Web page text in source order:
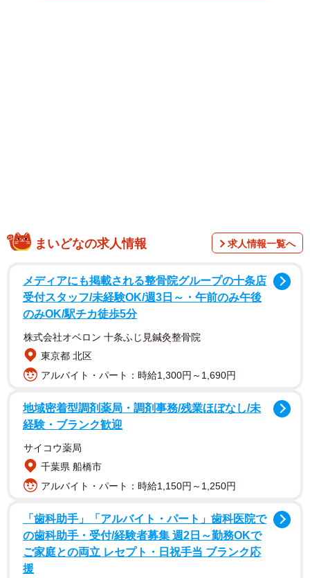
が悪くなっている時に自覚します。目を動かすときに使う
原因を探すためには、頭のMRIやCTの検査が必要です。急
激に複視が出現した場合、神経を圧迫するような大きな病
変、たとえば脳腫瘍、脳梗塞、動脈瘤、血管異常、多発性
硬化症などが原因になることがあるからです。他にも重症
筋無力症、甲状腺眼症、糖尿病、高血圧、動脈硬化などの
特に注意が必要なものは、脳動脈瘤にともなうもの。動脈
瘤が起こりやすい内頸動脈―後交通動脈分岐部の近くに動
眼神経が走行しているので、動脈瘤が増大して動眼神経を
圧迫するようになると複視が起こるからです。動脈瘤が急
されており、緊急治療の対象となります。
急に複視を発症した患者さんは眼科を受診することが多い
まいどなの求人情報 求人情報一覧へ
メディアにも掲載される整骨院グループの十条店
受付スタッフ/未経験OK/週3日～・午前のみ午後
のみOK/駅チカ徒歩5分
株式会社オベロン 十条ふじ見鍼灸整骨院
東京都 北区
アルバイト・パート：時給1,300円～1,690円
地域密着型調剤薬局・調剤事務/残業ほぼなし/未
経験・ブランク歓迎
サイコウ薬局
千葉県 船橋市
アルバイト・パート：時給1,150円～1,250円
「歯科助手」「アルバイト・パート」歯科医院で
の歯科助手・受付/経験者募集 週2日～勤務OKで
ご家庭との両立 レセプト・日祝手当 ブランク応
援